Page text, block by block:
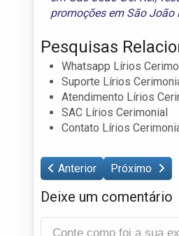
promoções em São João
Pesquisas
Whatsapp Lírios
Suporte Lírios
Atendimento Lírios
SAC Lírios Cerimonial
Contato Lírios
Anterior Próximo
Deixe um comentário